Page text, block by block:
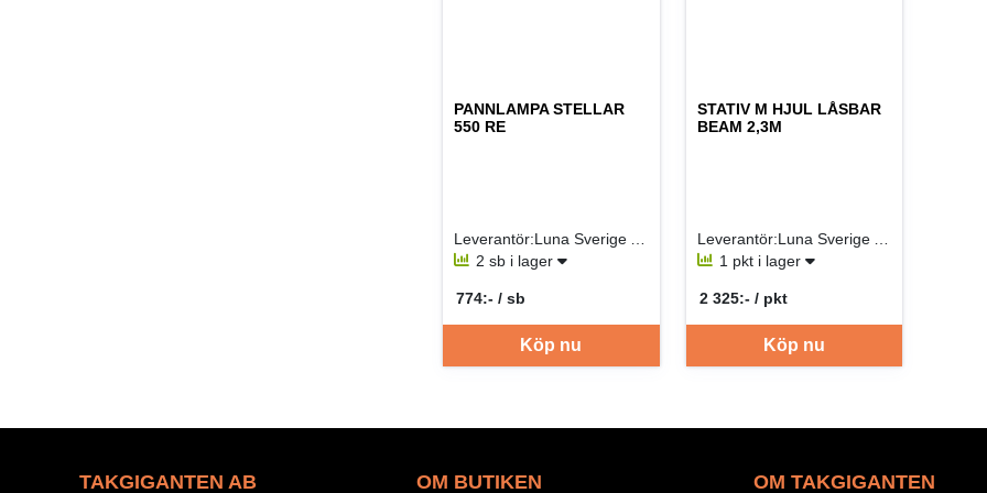
PANNLAMPA STELLAR
550 RE
2 sb i lager
Köp nu
774:- / sb
SEK per SB
STATIV M HJUL LÅSBAR
BEAM 2,3M
1 pkt i lager
Köp nu
2 325:- / pkt
SEK per PKT
TAKGIGANTEN AB OM BUTIKEN OM TAKGIGANTEN